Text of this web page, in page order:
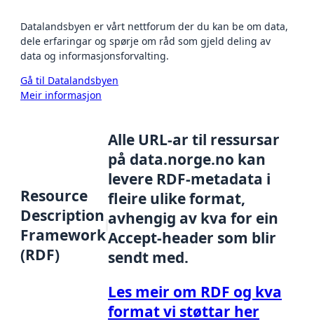
Datalandsbyen er vårt nettforum der du kan be om data,
dele erfaringar og spørje om råd som gjeld deling av
data og informasjonsforvalting.
Gå til Datalandsbyen
Meir informasjon
Resource
Description
Framework
(RDF)
Alle URL-ar til ressursar
på data.norge.no kan
levere RDF-metadata i
fleire ulike format,
avhengig av kva for ein
Accept-header som blir
sendt med.
Les meir om RDF og kva
format vi støttar her